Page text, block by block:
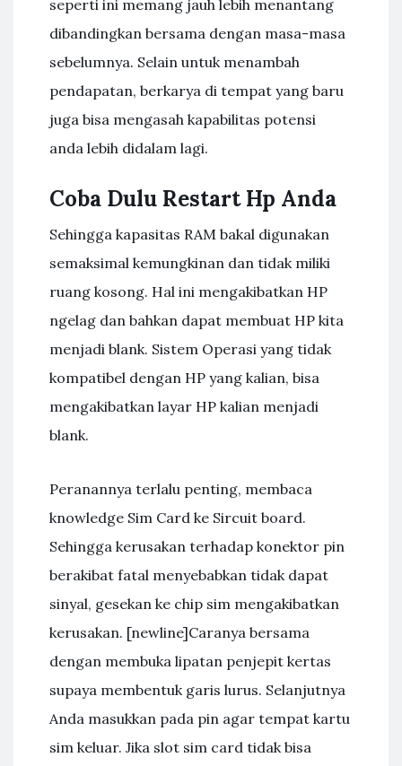
seperti ini memang jauh lebih menantang
dibandingkan bersama dengan masa-masa
sebelumnya. Selain untuk menambah
pendapatan, berkarya di tempat yang baru
juga bisa mengasah kapabilitas potensi
anda lebih didalam lagi.
Coba Dulu Restart Hp Anda
Sehingga kapasitas RAM bakal digunakan
semaksimal kemungkinan dan tidak miliki
ruang kosong. Hal ini mengakibatkan HP
ngelag dan bahkan dapat membuat HP kita
menjadi blank. Sistem Operasi yang tidak
kompatibel dengan HP yang kalian, bisa
mengakibatkan layar HP kalian menjadi
blank.
Peranannya terlalu penting, membaca
knowledge Sim Card ke Sircuit board.
Sehingga kerusakan terhadap konektor pin
berakibat fatal menyebabkan tidak dapat
sinyal, gesekan ke chip sim mengakibatkan
kerusakan. [newline]Caranya bersama
dengan membuka lipatan penjepit kertas
supaya membentuk garis lurus. Selanjutnya
Anda masukkan pada pin agar tempat kartu
sim keluar. Jika slot sim card tidak bisa